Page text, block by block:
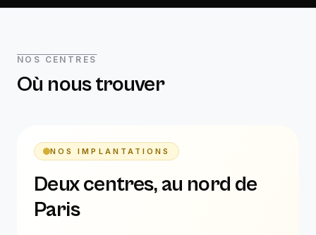
NOS CENTRES
Où nous trouver
NOS IMPLANTATIONS
Deux centres, au nord de
Paris